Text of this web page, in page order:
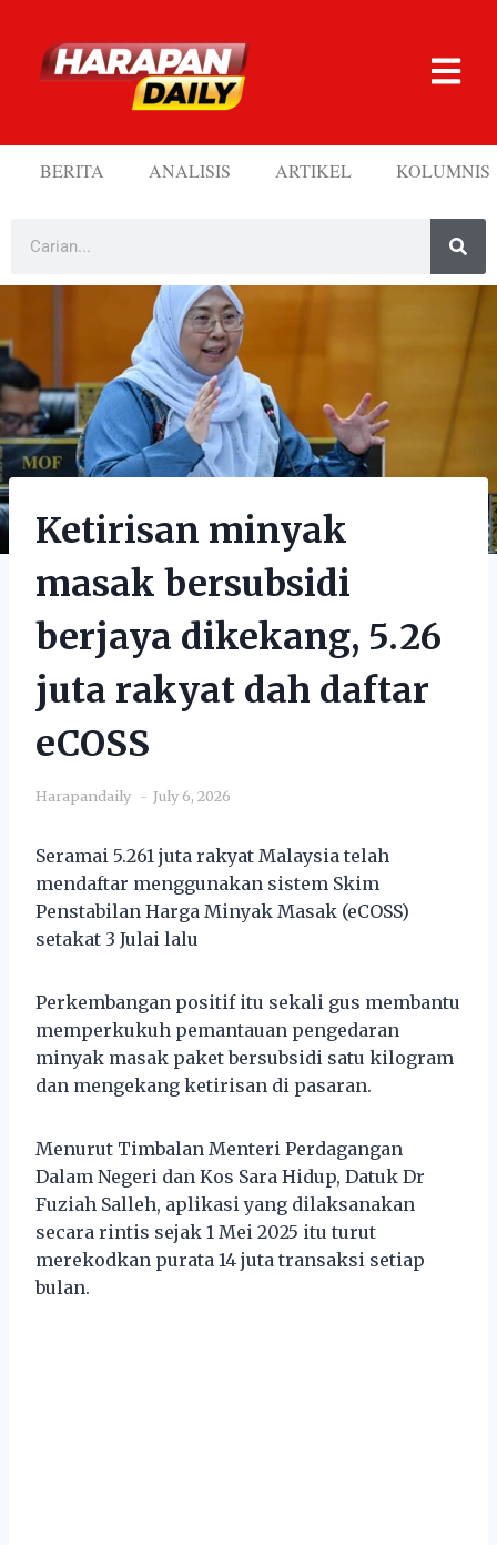
BERITA ANALISIS ARTIKEL KOLUMNIS
Ketirisan minyak
masak bersubsidi
berjaya dikekang, 5.26
juta rakyat dah daftar
eCOSS
Harapandaily July 6, 2026
Seramai 5.261 juta rakyat Malaysia telah
mendaftar menggunakan sistem Skim
Penstabilan Harga Minyak Masak (eCOSS)
setakat 3 Julai lalu
Perkembangan positif itu sekali gus membantu
memperkukuh pemantauan pengedaran
minyak masak paket bersubsidi satu kilogram
dan mengekang ketirisan di pasaran.
Menurut Timbalan Menteri Perdagangan
Dalam Negeri dan Kos Sara Hidup, Datuk Dr
Fuziah Salleh, aplikasi yang dilaksanakan
secara rintis sejak 1 Mei 2025 itu turut
merekodkan purata 14 juta transaksi setiap
bulan.